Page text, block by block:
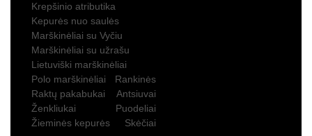
Krepšinio atributika
Kepurės nuo saulės
Marškinėliai su Vyčiu
Marškinėliai su užrašu
Lietuviški marškinėliai
Polo marškinėliai
Rankinės
Raktų pakabukai
Antsiuvai
Ženkliukai
Puodeliai
Žieminės kepurės
Skėčiai